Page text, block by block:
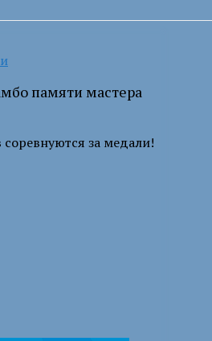
памяти мастера
за медали!